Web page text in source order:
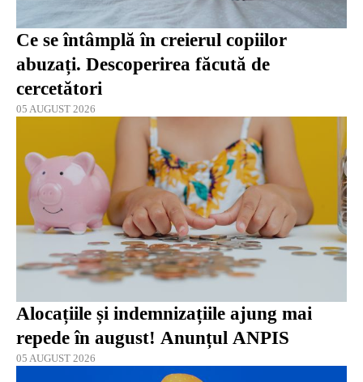
Ce se întâmplă în creierul copiilor
abuzați. Descoperirea făcută de
cercetători
05 AUGUST 2026
Alocațiile și indemnizațiile ajung mai
repede în august! Anunțul ANPIS
05 AUGUST 2026